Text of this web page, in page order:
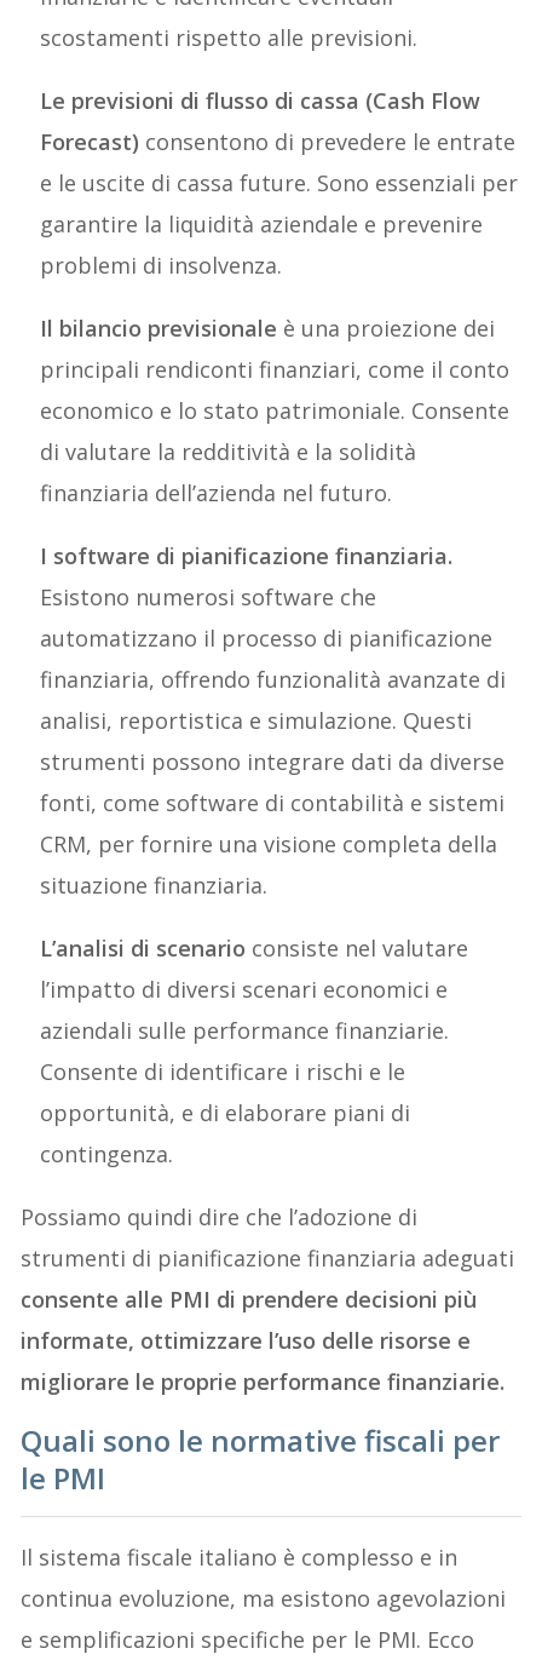
scostamenti rispetto alle previsioni.
Le previsioni di flusso di cassa (Cash Flow
Forecast) consentono di prevedere le entrate
e le uscite di cassa future. Sono essenziali per
garantire la liquidità aziendale e prevenire
problemi di insolvenza.
Il bilancio previsionale è una proiezione dei
principali rendiconti finanziari, come il conto
economico e lo stato patrimoniale. Consente
di valutare la redditività e la solidità
finanziaria dell’azienda nel futuro.
I software di pianificazione finanziaria.
Esistono numerosi software che
automatizzano il processo di pianificazione
finanziaria, offrendo funzionalità avanzate di
analisi, reportistica e simulazione. Questi
strumenti possono integrare dati da diverse
fonti, come software di contabilità e sistemi
CRM, per fornire una visione completa della
situazione finanziaria.
L’analisi di scenario consiste nel valutare
l’impatto di diversi scenari economici e
aziendali sulle performance finanziarie.
Consente di identificare i rischi e le
opportunità, e di elaborare piani di
contingenza.
Possiamo quindi dire che l’adozione di
strumenti di pianificazione finanziaria adeguati
consente alle PMI di prendere decisioni più
informate, ottimizzare l’uso delle risorse e
migliorare le proprie performance finanziarie.
Quali sono le normative fiscali per
le PMI
Il sistema fiscale italiano è complesso e in
continua evoluzione, ma esistono agevolazioni
e semplificazioni specifiche per le PMI. Ecco